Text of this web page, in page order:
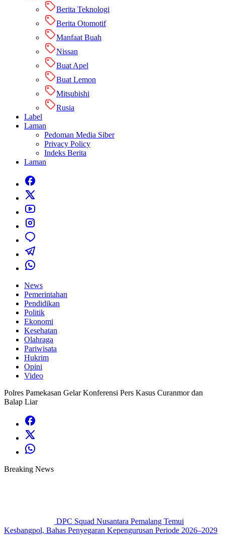
Berita Teknologi
Berita Otomotif
Manfaat Buah
Nissan
Buat Apel
Buat Lemon
Mitsubishi
Rusia
Label
Laman
Pedoman Media Siber
Privacy Policy
Indeks Berita
Laman
News
Pemerintahan
Pendidikan
Politik
Ekonomi
Kesehatan
Olahraga
Pariwisata
Hukrim
Opini
Video
Polres Pamekasan Gelar Konferensi Pers Kasus Curanmor dan
Balap Liar
Breaking News
DPC Squad Nusantara Pemalang Temui
Kesbangpol, Bahas Penyegaran Kepengurusan Periode 2026–2029